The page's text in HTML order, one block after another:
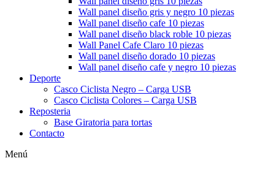
Wall panel diseño gris y negro 10 piezas
Wall panel diseño cafe 10 piezas
Wall panel diseño black roble 10 piezas
Wall Panel Cafe Claro 10 piezas
Wall panel diseño dorado 10 piezas
Wall panel diseño cafe y negro 10 piezas
Deporte
Casco Ciclista Negro – Carga USB
Casco Ciclista Colores – Carga USB
Reposteria
Base Giratoria para tortas
Contacto
Menú